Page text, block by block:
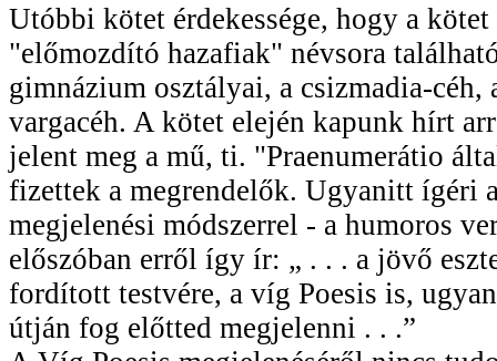
Utóbbi kötet érdekessége, hogy a
"előmozdító hazafiak" névsora
gimnázium osztályai, a csizmadia-céh,
vargacéh. A kötet elején kapunk hírt
jelent meg a mű, ti. "Praenumerátio
fizettek a megrendelők. Ugyanitt ígéri
megjelenési módszerrel - a humoros
előszóban erről így ír: „ . . . a jövő
fordított testvére, a víg Poesis is,
útján fog előtted megjelenni . . .”